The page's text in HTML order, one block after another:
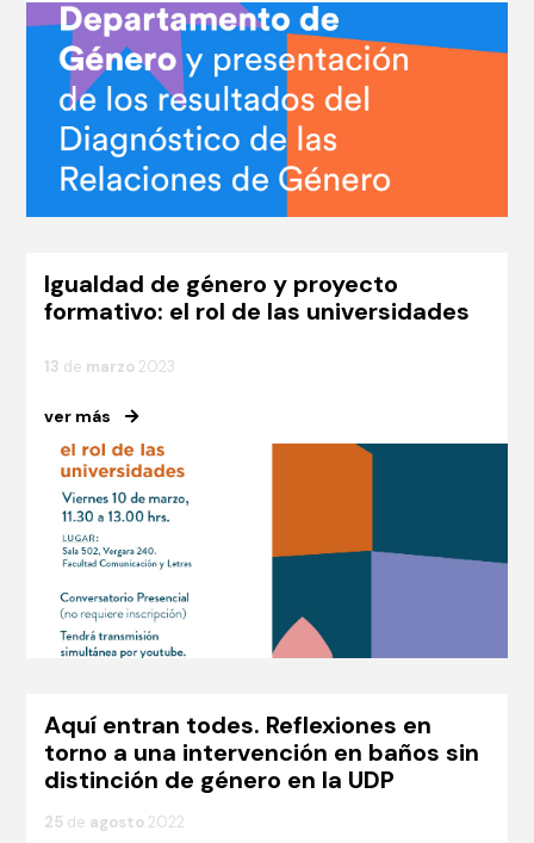
Igualdad de género y proyecto
formativo: el rol de las universidades
13 de marzo 2023
ver más
Aquí entran todes. Reflexiones en
torno a una intervención en baños sin
distinción de género en la UDP
25 de agosto 2022